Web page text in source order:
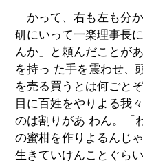
かって、右も左も分
研にいって一楽理事長
んか」と頼んだことが
を持っ た手を震わせ、
を売る買うとは何ごと
目に百姓をやりよる我
のは割りがあ わん。「
の蜜柑を作りよるんじ
生きていけんことぐら